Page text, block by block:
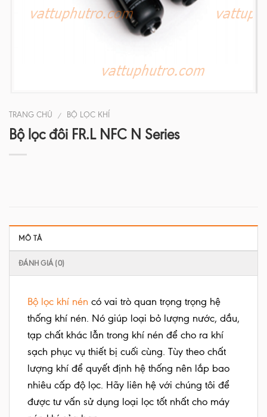
TRANG CHỦ / BỘ LỌC KHÍ
Bộ lọc đôi FR.L NFC N Series
MÔ TẢ
ĐÁNH GIÁ (0)
Bộ lọc khí nén có vai trò quan trọng trọng hệ
thống khí nén. Nó giúp loại bỏ lượng nước, dầu,
tạp chất khác lẫn trong khí nén để cho ra khí
sạch phục vụ thiết bị cuối cùng. Tùy theo chất
lượng khí để quyết định hệ thống nên lắp bao
nhiêu cấp độ lọc. Hãy liên hệ với chúng tôi để
được tư vấn sử dụng loại lọc tốt nhất cho máy